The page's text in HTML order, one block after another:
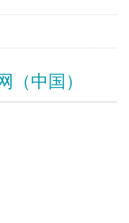
（中国）